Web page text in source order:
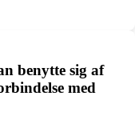
benytte sig af
med